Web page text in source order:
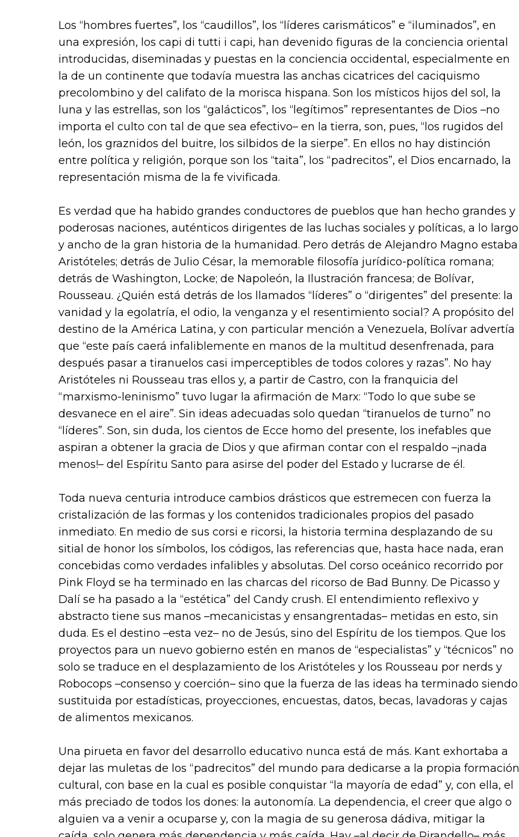
Los “hombres fuertes”, los “caudillos”, los “líderes carismáticos” e “iluminados”, en
una expresión, los capi di tutti i capi, han devenido figuras de la conciencia oriental
introducidas, diseminadas y puestas en la conciencia occidental, especialmente en
la de un continente que todavía muestra las anchas cicatrices del caciquismo
precolombino y del califato de la morisca hispana. Son los místicos hijos del sol, la
luna y las estrellas, son los “galácticos”, los “legítimos” representantes de Dios –no
importa el culto con tal de que sea efectivo– en la tierra, son, pues, “los rugidos del
león, los graznidos del buitre, los silbidos de la sierpe”. En ellos no hay distinción
entre política y religión, porque son los “taita”, los “padrecitos”, el Dios encarnado, la
representación misma de la fe vivificada.
Es verdad que ha habido grandes conductores de pueblos que han hecho grandes y
poderosas naciones, auténticos dirigentes de las luchas sociales y políticas, a lo largo
y ancho de la gran historia de la humanidad. Pero detrás de Alejandro Magno estaba
Aristóteles; detrás de Julio César, la memorable filosofía jurídico-política romana;
detrás de Washington, Locke; de Napoleón, la Ilustración francesa; de Bolívar,
Rousseau. ¿Quién está detrás de los llamados “líderes” o “dirigentes” del presente: la
vanidad y la egolatría, el odio, la venganza y el resentimiento social? A propósito del
destino de la América Latina, y con particular mención a Venezuela, Bolívar advertía
que “este país caerá infaliblemente en manos de la multitud desenfrenada, para
después pasar a tiranuelos casi imperceptibles de todos colores y razas”. No hay
Aristóteles ni Rousseau tras ellos y, a partir de Castro, con la franquicia del
“marxismo-leninismo” tuvo lugar la afirmación de Marx: “Todo lo que sube se
desvanece en el aire”. Sin ideas adecuadas solo quedan “tiranuelos de turno” no
“líderes”. Son, sin duda, los cientos de Ecce homo del presente, los inefables que
aspiran a obtener la gracia de Dios y que afirman contar con el respaldo –¡nada
menos!– del Espíritu Santo para asirse del poder del Estado y lucrarse de él.
Toda nueva centuria introduce cambios drásticos que estremecen con fuerza la
cristalización de las formas y los contenidos tradicionales propios del pasado
inmediato. En medio de sus corsi e ricorsi, la historia termina desplazando de su
sitial de honor los símbolos, los códigos, las referencias que, hasta hace nada, eran
concebidas como verdades infalibles y absolutas. Del corso oceánico recorrido por
Pink Floyd se ha terminado en las charcas del ricorso de Bad Bunny. De Picasso y
Dalí se ha pasado a la “estética” del Candy crush. El entendimiento reflexivo y
abstracto tiene sus manos –mecanicistas y ensangrentadas– metidas en esto, sin
duda. Es el destino –esta vez– no de Jesús, sino del Espíritu de los tiempos. Que los
proyectos para un nuevo gobierno estén en manos de “especialistas” y “técnicos” no
solo se traduce en el desplazamiento de los Aristóteles y los Rousseau por nerds y
Robocops –consenso y coerción– sino que la fuerza de las ideas ha terminado siendo
sustituida por estadísticas, proyecciones, encuestas, datos, becas, lavadoras y cajas
de alimentos mexicanos.
Una pirueta en favor del desarrollo educativo nunca está de más. Kant exhortaba a
dejar las muletas de los “padrecitos” del mundo para dedicarse a la propia formación
cultural, con base en la cual es posible conquistar “la mayoría de edad” y, con ella, el
más preciado de todos los dones: la autonomía. La dependencia, el creer que algo o
alguien va a venir a ocuparse y, con la magia de su generosa dádiva, mitigar la